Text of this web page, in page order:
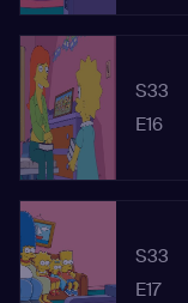
S33
E16
S33
E17